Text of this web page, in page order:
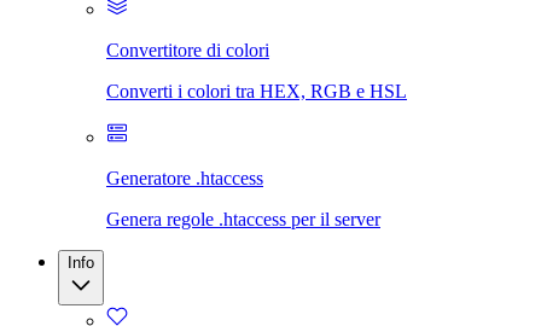
Convertitore di colori
Converti i colori tra HEX, RGB e HSL
Generatore .htaccess
Genera regole .htaccess per il server
Info